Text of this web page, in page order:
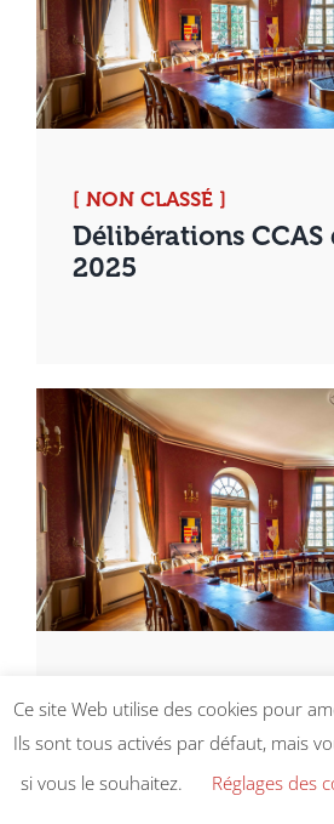
[ NON CLASSÉ ]
Délibérations
2025
[ ]
Conseil municipal
2025
Ce site Web utilise des cookies pour
Ils sont tous activés par défaut, mais
si vous le souhaitez.
Réglages des